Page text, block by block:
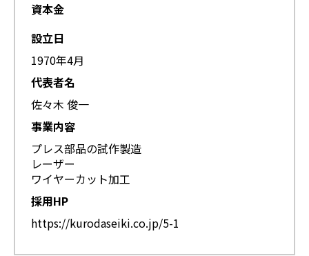
資本金
設立日
1970年4月
代表者名
佐々木 俊一
事業内容
プレス部品の試作製造
レーザー
ワイヤーカット加工
採用HP
https://kurodaseiki.co.jp/5-1